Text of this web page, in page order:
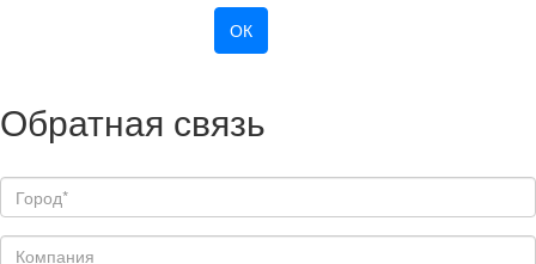
ОК
Обратная связь